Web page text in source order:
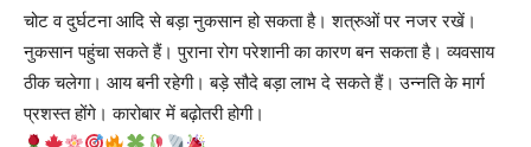
चोट व दुर्घटना आदि से बड़ा नुकसान हो सकता है। शत्रुओं पर नजर रखें।
नुकसान पहुंचा सकते हैं। पुराना रोग परेशानी का कारण बन सकता है। व्यवसाय
ठीक चलेगा। आय बनी रहेगी। बड़े सौदे बड़ा लाभ दे सकते हैं। उन्नति के मार्ग
प्रशस्त होंगे। कारोबार में बढ़ोतरी होगी।